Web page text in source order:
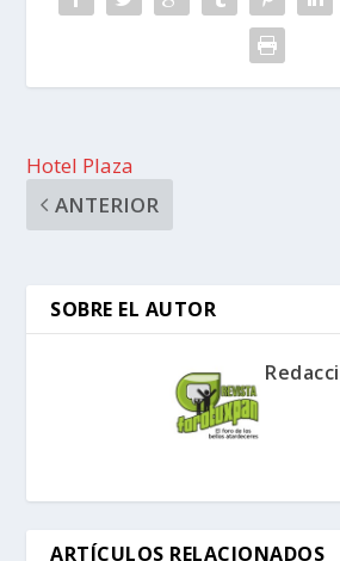
Hotel Plaza
ANTERIOR
SOBRE EL AUTOR
ARTÍCULOS RELACIONADOS